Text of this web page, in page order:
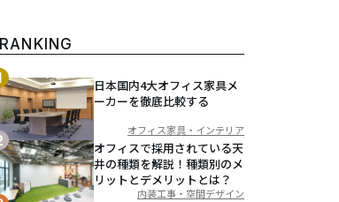
RANKING
日本国内4大オフィス家具メ
ーカーを徹底比較する
オフィス家具・インテリア
オフィスで採用されている天
井の種類を解説！種類別のメ
リットとデメリットとは？
内装工事・空間デザイン